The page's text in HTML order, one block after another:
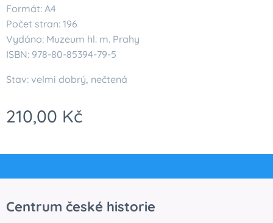
Formát: A4
Počet stran: 196
Vydáno: Muzeum hl. m. Prahy
ISBN: 978-80-85394-79-5
Stav: velmi dobrý, nečtená
210,00 Kč
Centrum české historie